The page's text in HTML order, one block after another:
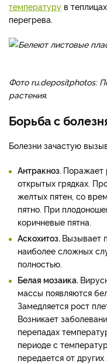
температуру в
перегрева.
Фото ru.depositphotos:
растения.
Борьба с
Болезни зачастую
Антракноз. Поражает
открытых грядках.
желтых пятен, со
пятно. При
коричневые пятна.
Аскохитоз. Вызывает
наиболее сложных
полностью.
Белая мозаика.
массы появляются
Замедляется рост
Возникает
перепадах
периоде с
передается от